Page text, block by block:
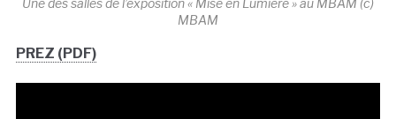
Une des salles de l’exposition « Mise en Lumière » au MBAM (c)
MBAM
PREZ (PDF)